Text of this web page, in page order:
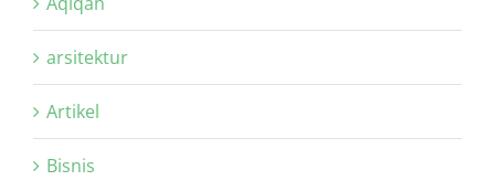
arsitektur
Artikel
Bisnis